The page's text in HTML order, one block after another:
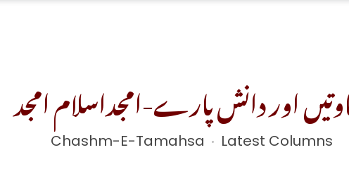
اور دانش پارے-امجداسلام امجد
Chashm-E-Tamahsa Latest Columns